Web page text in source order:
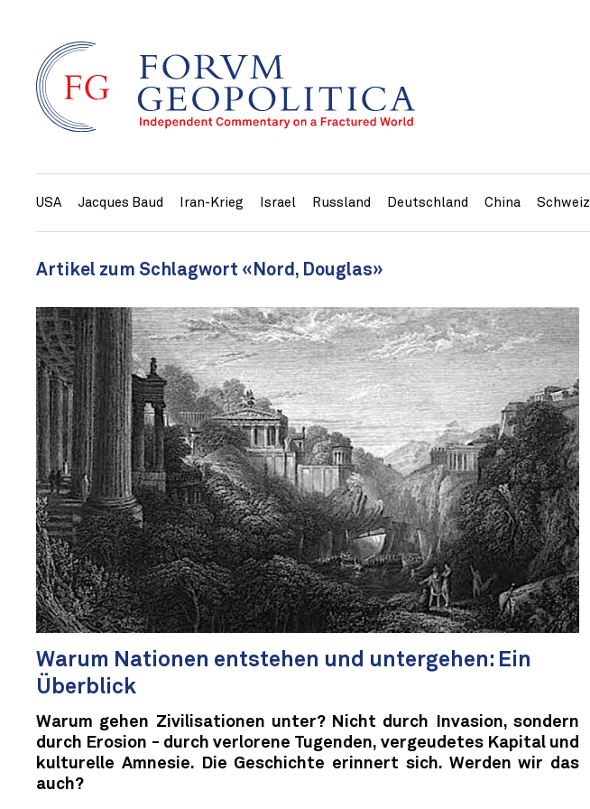
USA Jacques Baud Iran-Krieg Israel Russland Deutschland China Schweiz
Artikel zum Schlagwort «Nord, Douglas»
Warum Nationen entstehen und untergehen: Ein
Überblick
Warum gehen Zivilisationen unter? Nicht durch Invasion, sondern
durch Erosion - durch verlorene Tugenden, vergeudetes Kapital und
kulturelle Amnesie. Die Geschichte erinnert sich. Werden wir das
auch?